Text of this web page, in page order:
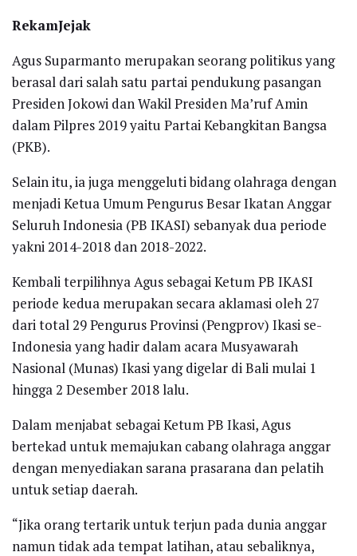
RekamJejak
Agus Suparmanto merupakan seorang politikus yang
berasal dari salah satu partai pendukung pasangan
Presiden Jokowi dan Wakil Presiden Ma’ruf Amin
dalam Pilpres 2019 yaitu Partai Kebangkitan Bangsa
(PKB).
Selain itu, ia juga menggeluti bidang olahraga dengan
menjadi Ketua Umum Pengurus Besar Ikatan Anggar
Seluruh Indonesia (PB IKASI) sebanyak dua periode
yakni 2014-2018 dan 2018-2022.
Kembali terpilihnya Agus sebagai Ketum PB IKASI
periode kedua merupakan secara aklamasi oleh 27
dari total 29 Pengurus Provinsi (Pengprov) Ikasi se-
Indonesia yang hadir dalam acara Musyawarah
Nasional (Munas) Ikasi yang digelar di Bali mulai 1
hingga 2 Desember 2018 lalu.
Dalam menjabat sebagai Ketum PB Ikasi, Agus
bertekad untuk memajukan cabang olahraga anggar
dengan menyediakan sarana prasarana dan pelatih
untuk setiap daerah.
“Jika orang tertarik untuk terjun pada dunia anggar
namun tidak ada tempat latihan, atau sebaliknya,